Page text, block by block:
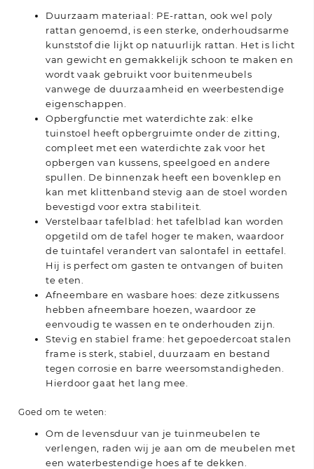
Duurzaam materiaal: PE-rattan, ook wel poly
rattan genoemd, is een sterke, onderhoudsarme
kunststof die lijkt op natuurlijk rattan. Het is licht
van gewicht en gemakkelijk schoon te maken en
wordt vaak gebruikt voor buitenmeubels
vanwege de duurzaamheid en weerbestendige
eigenschappen.
Opbergfunctie met waterdichte zak: elke
tuinstoel heeft opbergruimte onder de zitting,
compleet met een waterdichte zak voor het
opbergen van kussens, speelgoed en andere
spullen. De binnenzak heeft een bovenklep en
kan met klittenband stevig aan de stoel worden
bevestigd voor extra stabiliteit.
Verstelbaar tafelblad: het tafelblad kan worden
opgetild om de tafel hoger te maken, waardoor
de tuintafel verandert van salontafel in eettafel.
Hij is perfect om gasten te ontvangen of buiten
te eten.
Afneembare en wasbare hoes: deze zitkussens
hebben afneembare hoezen, waardoor ze
eenvoudig te wassen en te onderhouden zijn.
Stevig en stabiel frame: het gepoedercoat stalen
frame is sterk, stabiel, duurzaam en bestand
tegen corrosie en barre weersomstandigheden.
Hierdoor gaat het lang mee.
Goed om te weten:
Om de levensduur van je tuinmeubelen te
verlengen, raden wij je aan om de meubelen met
een waterbestendige hoes af te dekken.